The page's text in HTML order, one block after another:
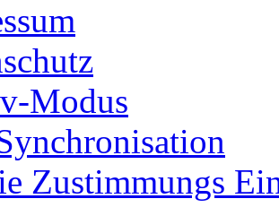
Modus
Zustimmungs